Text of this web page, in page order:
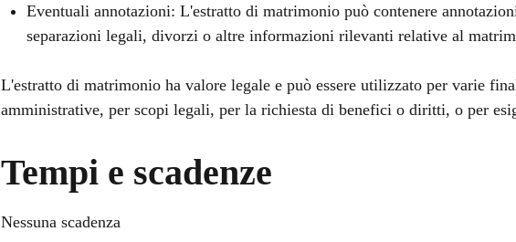
Eventuali annotazioni: L'estratto di matrimonio può contenere
separazioni legali, divorzi o altre informazioni rilevanti relative al
L'estratto di matrimonio ha valore legale e può essere utilizzato per varie
amministrative, per scopi legali, per la richiesta di benefici o diritti, o per
Tempi e scadenze
Nessuna scadenza